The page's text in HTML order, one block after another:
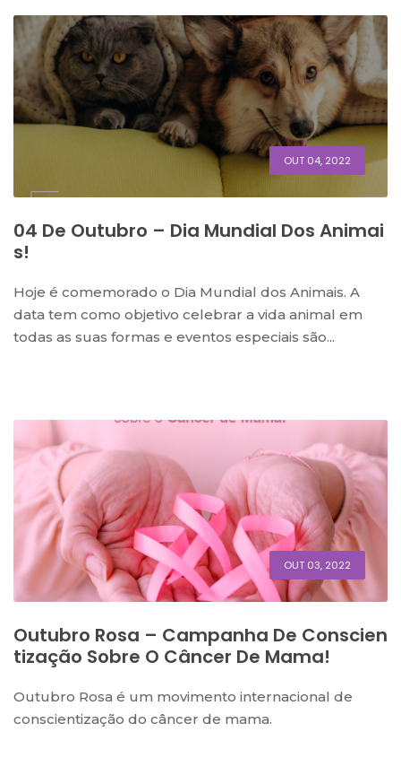
OUT 04, 2022
04 De Outubro – Dia Mundial Dos Animai
S!
Hoje é comemorado o Dia Mundial dos Animais. A
data tem como objetivo celebrar a vida animal em
todas as suas formas e eventos especiais são...
OUT 03, 2022
Outubro Rosa – Campanha De Conscien
Tização Sobre O Câncer De Mama!
Outubro Rosa é um movimento internacional de
conscientização do câncer de mama.